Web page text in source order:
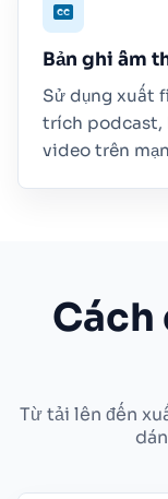
Bản ghi âm
Sử dụng xuất
trích podcast,
video trên
Cách
Từ tải lên đến